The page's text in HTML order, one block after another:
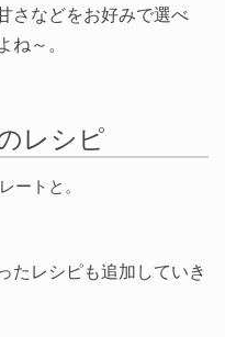
さなどをお好みで選べ
～。
レシピ
ートと。
たレシピも追加していき